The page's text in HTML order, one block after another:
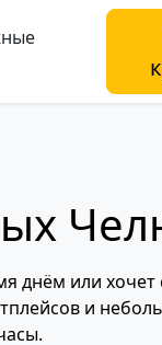
днём или
и